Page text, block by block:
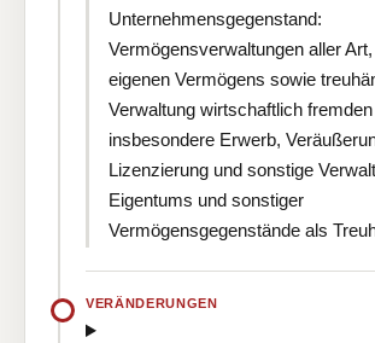
Unternehmensgegenstand:
Vermögensverwaltungen aller
eigenen Vermögens sowie
Verwaltung wirtschaftlich
insbesondere Erwerb,
Lizenzierung und sonstige
Eigentums und sonstiger
Vermögensgegenstände als
VERÄNDERUNGEN